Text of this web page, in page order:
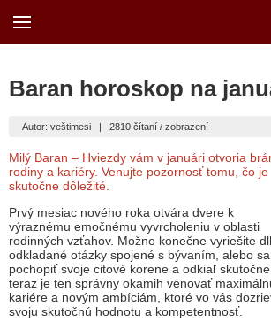
Baran horoskop na
Autor: veštimesi | 2810 čítaní / zobrazení
Milý Baran – Hviezdy vám v januári otvoria
rodiny a kariéry. Venujte pozornosť tomu, čo je
skutočne dôležité.
Prvý mesiac nového roka otvára dvere k
výraznému emočnému vyvrcholeniu v oblasti
rodinných vzťahov. Možno konečne vyriešite
odkladané otázky spojené s bývaním, alebo
pochopiť svoje citové korene a odkiaľ
teraz je ten správny okamih venovať
kariére a novým ambíciám, ktoré vo vás
svoju skutočnú hodnotu a kompetentnosť.